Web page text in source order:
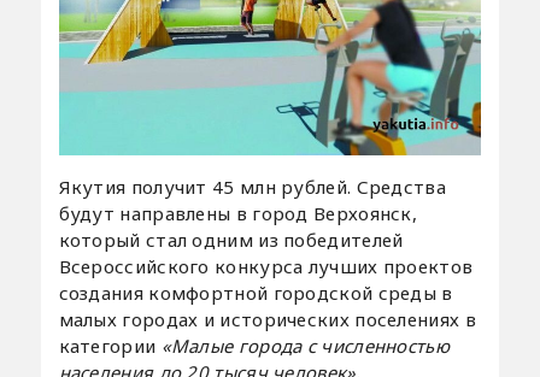
Якутия получит 45 млн рублей. Средства
будут направлены в город Верхоянск,
который стал одним из победителей
Всероссийского конкурса лучших проектов
создания комфортной городской среды в
малых городах и исторических поселениях в
категории «Малые города с численностью
населения до 20 тысяч человек».